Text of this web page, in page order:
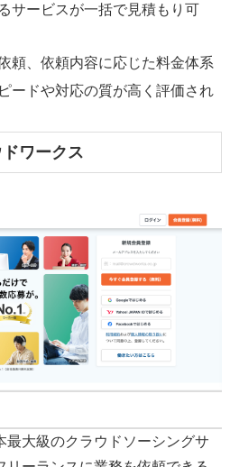
サービスが一括で見積もり可
頼、依頼内容に応じた料金体系
ードや対応の質が高く評価され
ワークス
最大級のクラウドソーシングサ